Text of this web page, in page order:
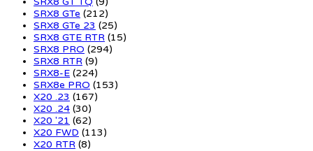
SRX8 GTe (212)
SRX8 GTe 23 (25)
SRX8 GTE RTR (15)
SRX8 PRO (294)
SRX8 RTR (9)
SRX8-E (224)
SRX8e PRO (153)
X20 .23 (167)
X20 .24 (30)
X20 '21 (62)
X20 FWD (113)
X20 RTR (8)